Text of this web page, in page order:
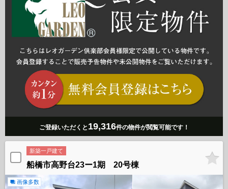
ご登録いただくと 19,316件の物件が閲覧可能です！
新築一戸建て
船橋市高野台23ー1期 20号棟
画像多数